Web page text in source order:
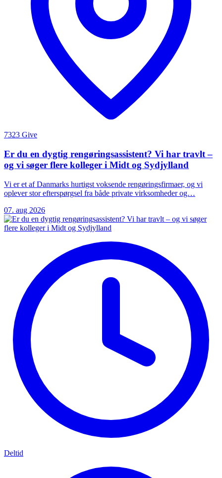
7323 Give
Er du en dygtig rengøringsassistent? Vi har travlt –
og vi søger flere kolleger i Midt og Sydjylland
Vi er et af Danmarks hurtigst voksende rengøringsfirmaer, og vi
oplever stor efterspørgsel fra både private virksomheder og…
07. aug 2026
Deltid